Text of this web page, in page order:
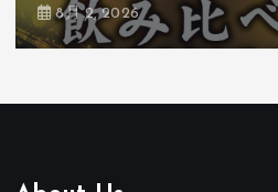
8月 2, 2026